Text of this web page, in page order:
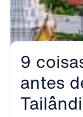
9
antes